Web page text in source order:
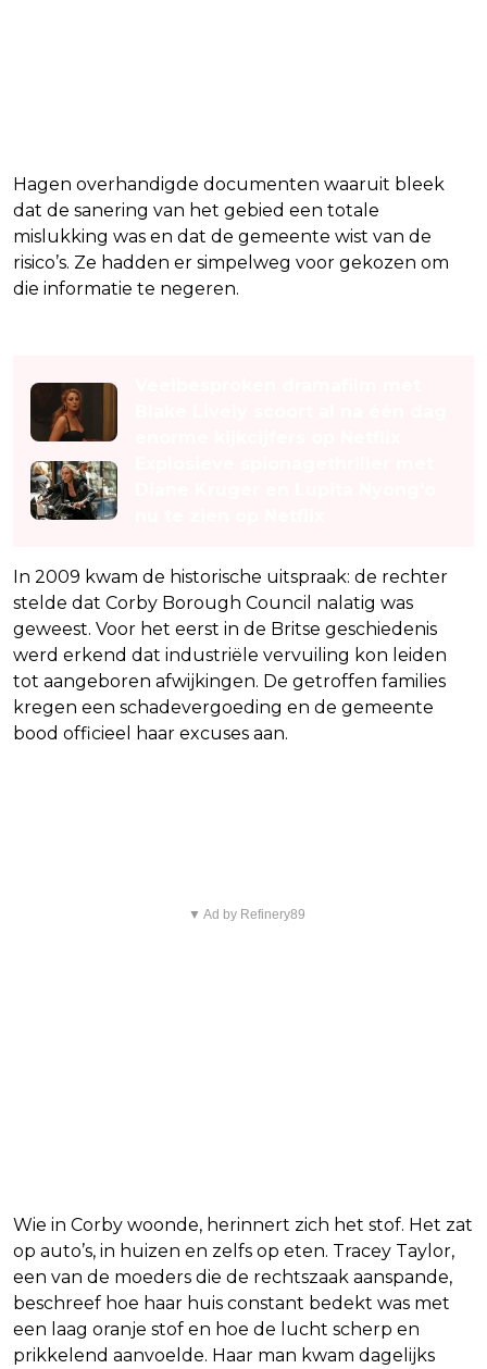
Hagen overhandigde documenten waaruit bleek
dat de sanering van het gebied een totale
mislukking was en dat de gemeente wist van de
risico’s. Ze hadden er simpelweg voor gekozen om
die informatie te negeren.
In 2009 kwam de historische uitspraak: de rechter
stelde dat Corby Borough Council nalatig was
geweest. Voor het eerst in de Britse geschiedenis
werd erkend dat industriële vervuiling kon leiden
tot aangeboren afwijkingen. De getroffen families
kregen een schadevergoeding en de gemeente
bood officieel haar excuses aan.
▼ Ad by Refinery89
Wie in Corby woonde, herinnert zich het stof. Het zat
op auto’s, in huizen en zelfs op eten. Tracey Taylor,
een van de moeders die de rechtszaak aanspande,
beschreef hoe haar huis constant bedekt was met
een laag oranje stof en hoe de lucht scherp en
prikkelend aanvoelde. Haar man kwam dagelijks